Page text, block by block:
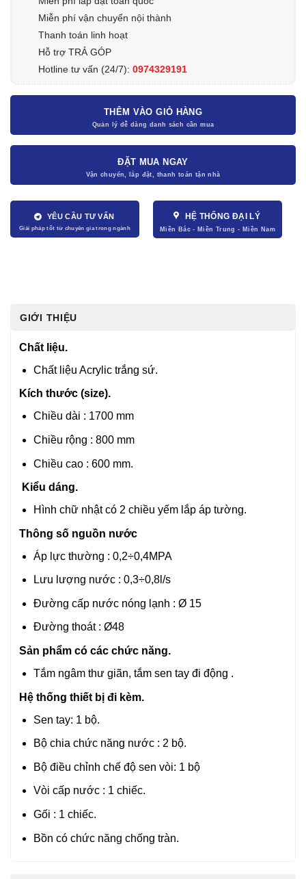
Miễn phí vận chuyển nội thành
Thanh toán linh hoạt
Hỗ trợ TRẢ GÓP
Hotline tư vấn (24/7): 0974329191
THÊM VÀO GIỎ HÀNG
ĐẶT MUA NGAY
YÊU CẦU TƯ VẤN HỆ THỐNG ĐẠI LÝ
GIỚI THIỆU
Chất liệu.
Chất liệu Acrylic trắng sứ.
Kích thước (size).
Chiều dài : 1700 mm
Chiều rộng : 800 mm
Chiều cao : 600 mm.
Kiểu dáng.
Hình chữ nhật có 2 chiều yếm lắp áp tường.
Thông số nguồn nước
Áp lực thường : 0,2÷0,4MPA
Lưu lượng nước : 0,3÷0,8l/s
Đường cấp nước nóng lạnh : Ø 15
Đường thoát : Ø48
Sản phẩm có các chức năng.
Tắm ngâm thư giãn, tắm sen tay đi động .
Hệ thống thiết bị đi kèm.
Sen tay: 1 bộ.
Bộ chia chức năng nước : 2 bộ.
Bộ điều chỉnh chế độ sen vòi: 1 bộ
Vòi cấp nước : 1 chiếc.
Gối : 1 chiếc.
Bồn có chức năng chống tràn.